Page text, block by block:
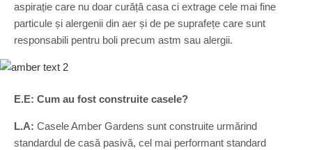
aspirație care nu doar curăță casa ci extrage cele mai fine
particule și alergenii din aer și de pe suprafețe care sunt
responsabili pentru boli precum astm sau alergii.
E.E: Cum au fost construite casele?
L.A: Casele Amber Gardens sunt construite urmărind
standardul de casă pasivă, cel mai performant standard